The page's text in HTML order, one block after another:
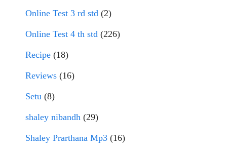
Online Test 3 rd std (2)
Online Test 4 th std (226)
Recipe (18)
Reviews (16)
Setu (8)
shaley nibandh (29)
Shaley Prarthana Mp3 (16)